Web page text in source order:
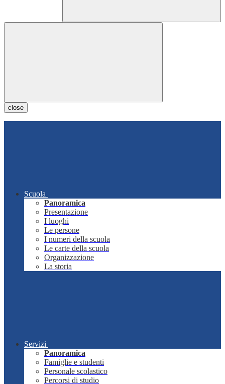
close
Scuola
Panoramica
Presentazione
I luoghi
Le persone
I numeri della scuola
Le carte della scuola
Organizzazione
La storia
Servizi
Panoramica
Famiglie e studenti
Personale scolastico
Percorsi di studio